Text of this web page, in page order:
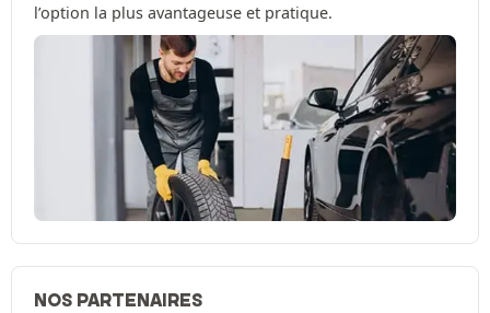
l’option la plus avantageuse et pratique.
NOS PARTENAIRES